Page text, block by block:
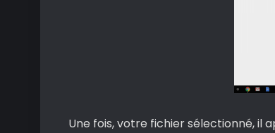
Une fois, votre fichier sélectionné, il